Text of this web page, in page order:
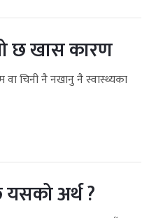
छ खास कारण
चिनी नै नखानु नै स्वास्थ्यका
अर्थ ?